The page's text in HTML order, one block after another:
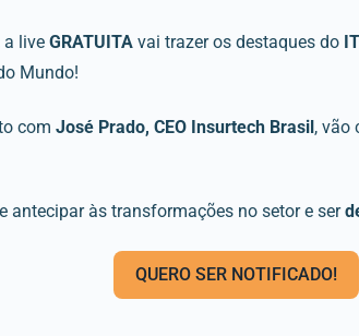
a live GRATUITA vai trazer os destaques do
Mundo!
com José Prado, CEO Insurtech Brasil, vão
antecipar às transformações no setor e ser
QUERO SER NOTIFICADO!